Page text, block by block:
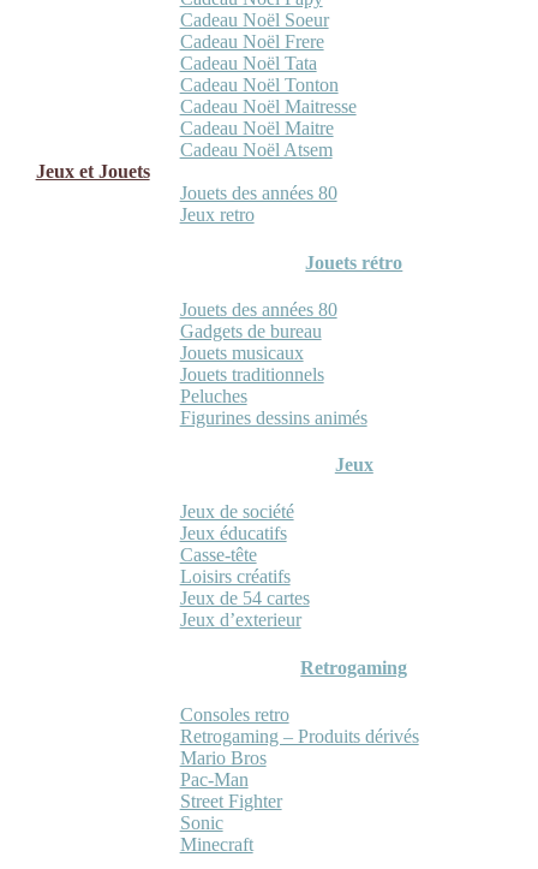
Cadeau Noël Soeur
Cadeau Noël Frere
Cadeau Noël Tata
Cadeau Noël Tonton
Cadeau Noël Maitresse
Cadeau Noël Maitre
Cadeau Noël Atsem
Jeux et Jouets
Jouets des années 80
Jeux retro
Jouets rétro
Jouets des années 80
Gadgets de bureau
Jouets musicaux
Jouets traditionnels
Peluches
Figurines dessins animés
Jeux
Jeux de société
Jeux éducatifs
Casse-tête
Loisirs créatifs
Jeux de 54 cartes
Jeux d’exterieur
Retrogaming
Consoles retro
Retrogaming – Produits dérivés
Mario Bros
Pac-Man
Street Fighter
Sonic
Minecraft